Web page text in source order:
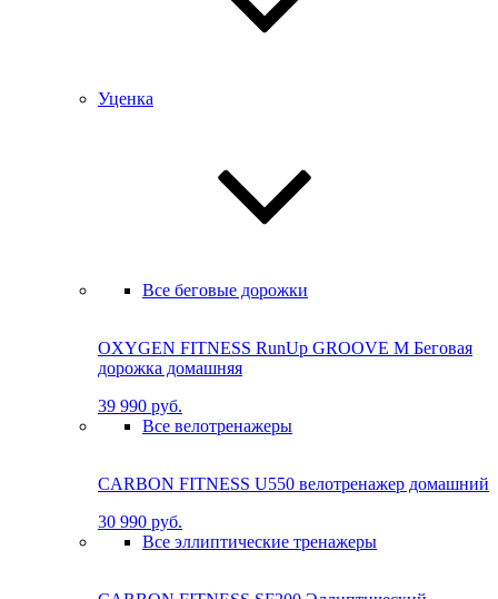
Уценка
Все беговые дорожки
OXYGEN FITNESS RunUp GROOVE M Бе­го­вая
до­рож­ка до­маш­няя
39 990 руб.
Все велотренажеры
CARBON FITNESS U550 велотренажер домашний
30 990 руб.
Все эллиптические тренажеры